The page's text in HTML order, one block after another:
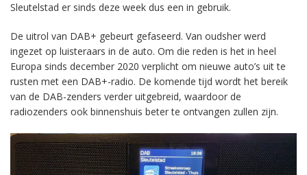
Sleutelstad er sinds deze week dus een in gebruik.
De uitrol van DAB+ gebeurt gefaseerd. Van oudsher werd
ingezet op luisteraars in de auto. Om die reden is het in heel
Europa sinds december 2020 verplicht om nieuwe auto’s uit te
rusten met een DAB+-radio. De komende tijd wordt het bereik
van de DAB-zenders verder uitgebreid, waardoor de
radiozenders ook binnenshuis beter te ontvangen zullen zijn.